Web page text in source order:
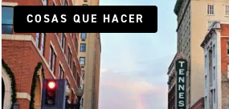
COSAS QUE HACER